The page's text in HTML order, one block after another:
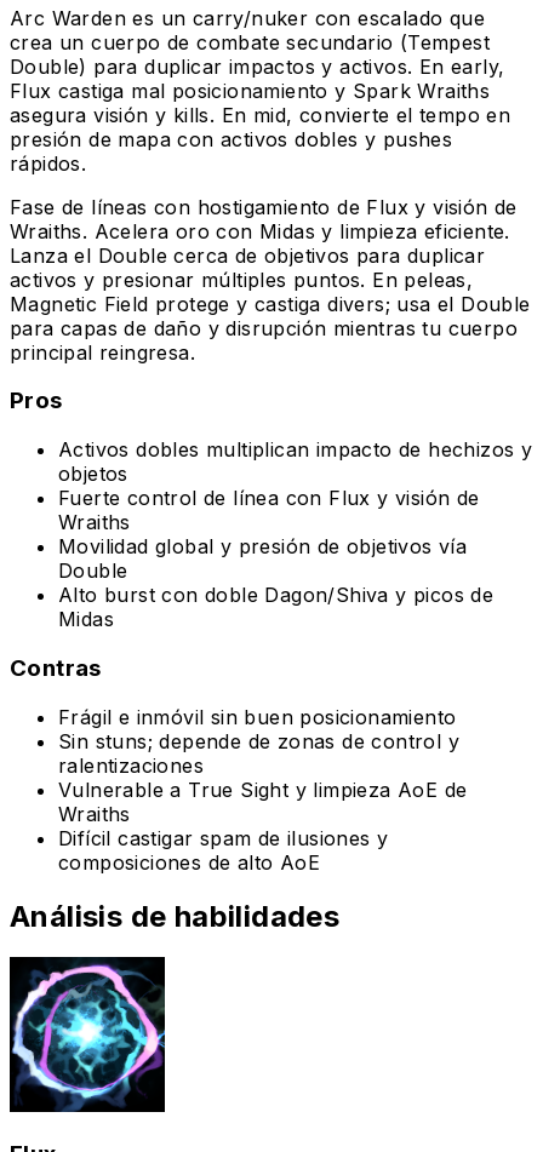
Arc Warden es un carry/nuker con escalado que
crea un cuerpo de combate secundario (Tempest
Double) para duplicar impactos y activos. En early,
Flux castiga mal posicionamiento y Spark Wraiths
asegura visión y kills. En mid, convierte el tempo en
presión de mapa con activos dobles y pushes
rápidos.
Fase de líneas con hostigamiento de Flux y visión de
Wraiths. Acelera oro con Midas y limpieza eficiente.
Lanza el Double cerca de objetivos para duplicar
activos y presionar múltiples puntos. En peleas,
Magnetic Field protege y castiga divers; usa el Double
para capas de daño y disrupción mientras tu cuerpo
principal reingresa.
Pros
Activos dobles multiplican impacto de hechizos y
objetos
Fuerte control de línea con Flux y visión de
Wraiths
Movilidad global y presión de objetivos vía
Double
Alto burst con doble Dagon/Shiva y picos de
Midas
Contras
Frágil e inmóvil sin buen posicionamiento
Sin stuns; depende de zonas de control y
ralentizaciones
Vulnerable a True Sight y limpieza AoE de
Wraiths
Difícil castigar spam de ilusiones y
composiciones de alto AoE
Análisis de habilidades